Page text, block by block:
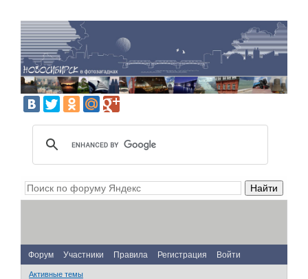
Форум Участники Правила Регистрация Войти
Активные темы